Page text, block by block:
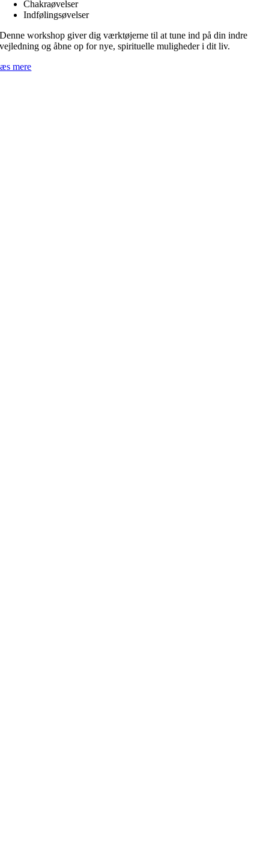
Chakraøvelser
Indfølingsøvelser
Denne workshop giver dig værktøjerne til at tune ind på din indre
vejledning og åbne op for nye, spirituelle muligheder i dit liv.
mere